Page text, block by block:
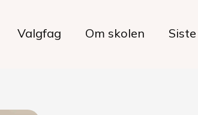
Valgfag Om skolen